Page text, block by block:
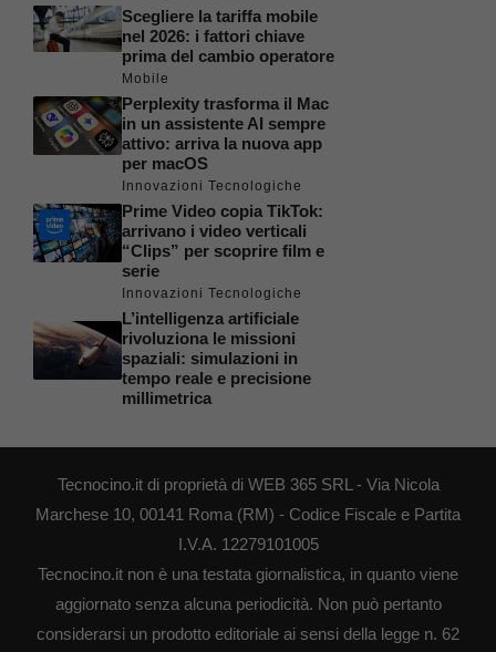
Scegliere la tariffa mobile
nel 2026: i fattori chiave
prima del cambio operatore
Mobile
Perplexity trasforma il Mac
in un assistente AI sempre
attivo: arriva la nuova app
per macOS
Innovazioni Tecnologiche
Prime Video copia TikTok:
arrivano i video verticali
“Clips” per scoprire film e
serie
Innovazioni Tecnologiche
L’intelligenza artificiale
rivoluziona le missioni
spaziali: simulazioni in
tempo reale e precisione
millimetrica
Tecnocino.it di proprietà di WEB 365 SRL - Via Nicola
Marchese 10, 00141 Roma (RM) - Codice Fiscale e Partita
I.V.A. 12279101005
Tecnocino.it non è una testata giornalistica, in quanto viene
aggiornato senza alcuna periodicità. Non può pertanto
considerarsi un prodotto editoriale ai sensi della legge n. 62